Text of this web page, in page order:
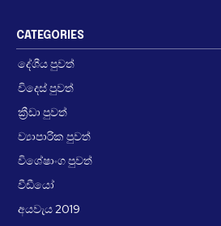
CATEGORIES
දේශීය පුවත්
විදෙස් පුවත්
ක්‍රීඩා පුවත්
ව්‍යාපාරික පුවත්
විශේෂාංග පුවත්
වීඩීයෝ
අයවැය 2019